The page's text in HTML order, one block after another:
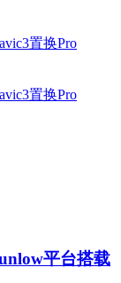
平台搭载